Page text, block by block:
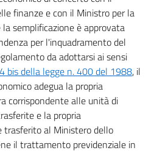
finanze e con il Ministro per la
semplificazione è approvata
per l'inquadramento del
da adottarsi ai sensi
4 bis della legge n. 400 del 1988, il
adegua la propria
corrispondente alle unità di
e la propria
trasferito al Ministero dello
il trattamento previdenziale in